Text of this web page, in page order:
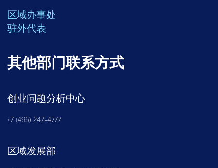
区域办事处
驻外代表
其他部门联系方式
创业问题分析中心
+7 (495) 247-4777
区域发展部